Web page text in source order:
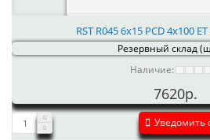
RST R045 6x15 PCD 4x100
Резервный склад
Наличие:
7620р.
Уведомить